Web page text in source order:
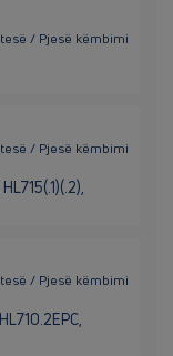
/ Pjesë këmbimi
/ Pjesë këmbimi
/ Pjesë këmbimi